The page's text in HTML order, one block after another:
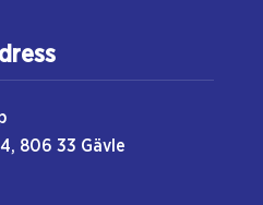
806 33 Gävle